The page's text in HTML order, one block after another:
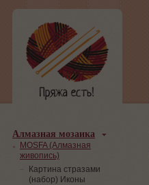
Алмазная мозаика
MOSFA (Алмазная
живопись)
Картина стразами
(набор) Иконы